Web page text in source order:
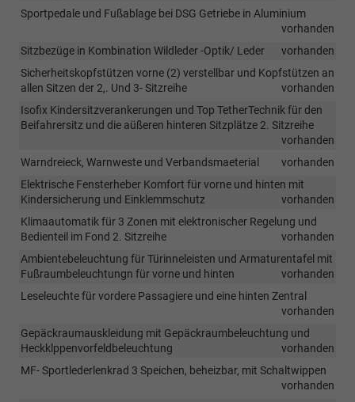
Sportpedale und Fußablage bei DSG Getriebe in Aluminium
vorhanden
Sitzbezüge in Kombination Wildleder -Optik/ Leder
vorhanden
Sicherheitskopfstützen vorne (2) verstellbar und Kopfstützen an
allen Sitzen der 2,. Und 3- Sitzreihe
vorhanden
Isofix Kindersitzverankerungen und Top TetherTechnik für den
Beifahrersitz und die aüßeren hinteren Sitzplätze 2. Sitzreihe
vorhanden
Warndreieck, Warnweste und Verbandsmaeterial
vorhanden
Elektrische Fensterheber Komfort für vorne und hinten mit
Kindersicherung und Einklemmschutz
vorhanden
Klimaautomatik für 3 Zonen mit elektronischer Regelung und
Bedienteil im Fond 2. Sitzreihe
vorhanden
Ambientebeleuchtung für Türinneleisten und Armaturentafel mit
Fußraumbeleuchtungn für vorne und hinten
vorhanden
Leseleuchte für vordere Passagiere und eine hinten Zentral
vorhanden
Gepäckraumauskleidung mit Gepäckraumbeleuchtung und
Heckklppenvorfeldbeleuchtung
vorhanden
MF- Sportlederlenkrad 3 Speichen, beheizbar, mit Schaltwippen
vorhanden